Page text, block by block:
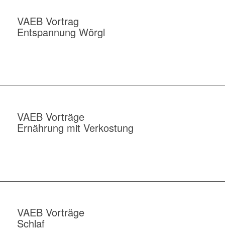
VAEB Vortrag
Entspannung Wörgl
VAEB Vorträge
Ernährung mit Verkostung
VAEB Vorträge
Schlaf